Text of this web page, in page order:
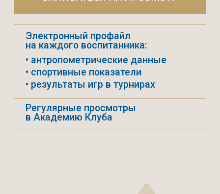
зачислении в школу в
начале каждого
Зимнюю экипировку
можно приобрести по
РАСПИСАНИЕ
УЗНАЙ РАСПИСАНИЕ
СВОЕЙ ГРУППЫ